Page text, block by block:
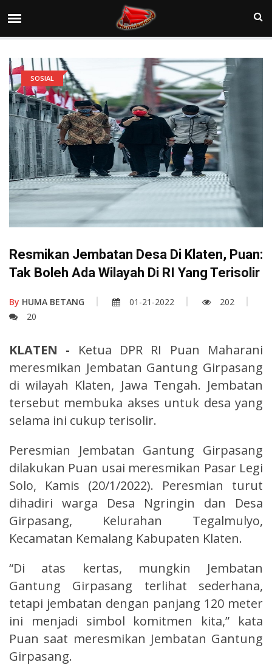
SOSIAL
Resmikan Jembatan Desa Di Klaten, Puan:
Tak Boleh Ada Wilayah Di RI Yang Terisolir
By HUMA BETANG 01-21-2022
202
20
KLATEN - Ketua DPR RI Puan Maharani
meresmikan Jembatan Gantung Girpasang
di wilayah Klaten, Jawa Tengah. Jembatan
tersebut membuka akses untuk desa yang
selama ini cukup terisolir.
Peresmian Jembatan Gantung Girpasang
dilakukan Puan usai meresmikan Pasar Legi
Solo, Kamis (20/1/2022). Peresmian turut
dihadiri warga Desa Ngringin dan Desa
Girpasang, Kelurahan Tegalmulyo,
Kecamatan Kemalang Kabupaten Klaten.
“Di atas kertas, mungkin Jembatan
Gantung Girpasang terlihat sederhana,
tetapi jembatan dengan panjang 120 meter
ini menjadi simbol komitmen kita,” kata
Puan saat meresmikan Jembatan Gantung
Girpasang.